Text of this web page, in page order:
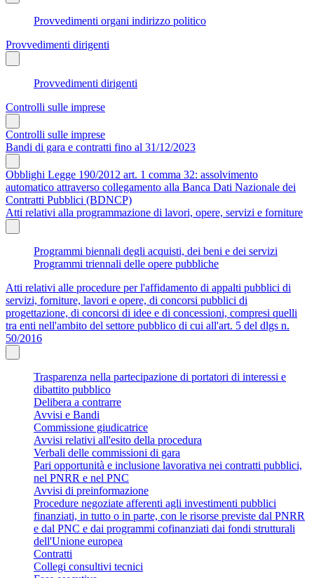
Provvedimenti organi indirizzo politico
Provvedimenti dirigenti
Provvedimenti dirigenti
Controlli sulle imprese
Controlli sulle imprese
Bandi di gara e contratti fino al 31/12/2023
Obblighi Legge 190/2012 art. 1 comma 32: assolvimento
automatico attraverso collegamento alla Banca Dati Nazionale dei
Contratti Pubblici (BDNCP)
Atti relativi alla programmazione di lavori, opere, servizi e forniture
Programmi biennali degli acquisti, dei beni e dei servizi
Programmi triennali delle opere pubbliche
Atti relativi alle procedure per l'affidamento di appalti pubblici di
servizi, forniture, lavori e opere, di concorsi pubblici di
progettazione, di concorsi di idee e di concessioni, compresi quelli
tra enti nell'ambito del settore pubblico di cui all'art. 5 del dlgs n.
50/2016
Trasparenza nella partecipazione di portatori di interessi e
dibattito pubblico
Delibera a contrarre
Avvisi e Bandi
Commissione giudicatrice
Avvisi relativi all'esito della procedura
Verbali delle commissioni di gara
Pari opportunità e inclusione lavorativa nei contratti pubblici,
nel PNRR e nel PNC
Avvisi di preinformazione
Procedure negoziate afferenti agli investimenti pubblici
finanziati, in tutto o in parte, con le risorse previste dal PNRR
e dal PNC e dai programmi cofinanziati dai fondi strutturali
dell'Unione europea
Contratti
Collegi consultivi tecnici